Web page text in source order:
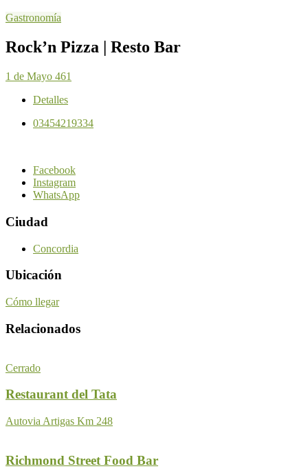
Gastronomía
Rock’n Pizza | Resto Bar
1 de Mayo 461
Detalles
03454219334
Facebook
Instagram
WhatsApp
Ciudad
Concordia
Ubicación
Cómo llegar
Relacionados
Cerrado
Restaurant del Tata
Autovia Artigas Km 248
Richmond Street Food Bar